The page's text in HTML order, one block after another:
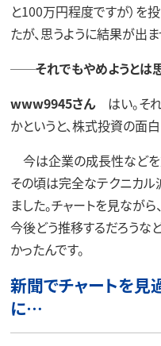
と100万円程度ですが）を
たが、思うように結果が出ま
──それでもやめようとは
www9945さんはい。それ
かというと、株式投資の面
今は企業の成長性などを
その頃は完全なテクニカル
ました。チャートを見なが
今後どう推移するだろうな
かったんです。
新聞でチャートを見
に…